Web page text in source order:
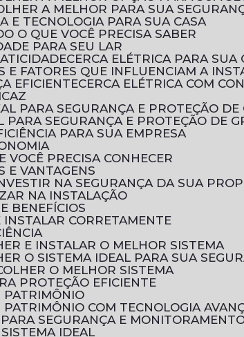
A MELHOR PARA SUA
E TECNOLOGIA PARA SUA CASA
O QUE VOCÊ PRECISA SABER
PARA SEU LAR
CERCA ELÉTRICA PARA
E FATORES QUE INFLUENCIAM A
EFICIENTE
CERCA ELÉTRICA COM
PARA SEGURANÇA E PROTEÇÃO
PARA SEGURANÇA E PROTEÇÃO DE
PARA SUA EMPRESA
VOCÊ PRECISA CONHECER
E VANTAGENS
NA SEGURANÇA DA SUA
NA INSTALAÇÃO
BENEFÍCIOS
INSTALAR CORRETAMENTE
E INSTALAR O MELHOR SISTEMA
O SISTEMA IDEAL PARA SUA
O MELHOR SISTEMA
PROTEÇÃO EFICIENTE
PATRIMÔNIO
PATRIMÔNIO COM TECNOLOGIA
SEGURANÇA E
IDEAL